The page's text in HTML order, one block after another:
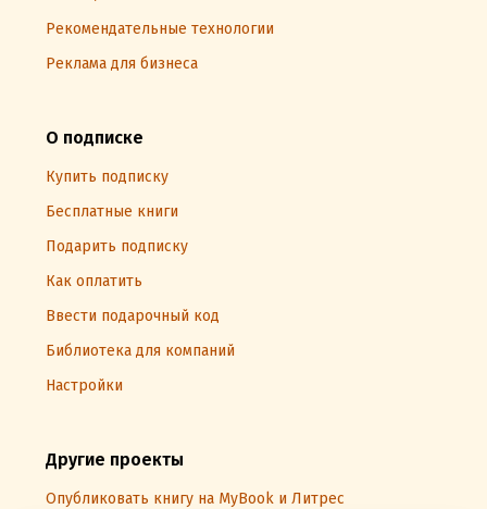
Рекомендательные технологии
Реклама для бизнеса
О подписке
Купить подписку
Бесплатные книги
Подарить подписку
Как оплатить
Ввести подарочный код
Библиотека для компаний
Настройки
Другие проекты
Опубликовать книгу на MyBook и Литрес